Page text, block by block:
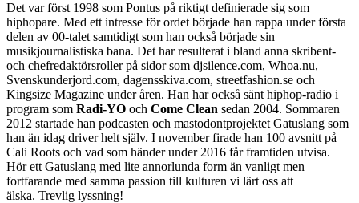
Det var först 1998 som Pontus på riktigt definierade sig som
hiphopare. Med ett intresse för ordet började han rappa under första
delen av 00-talet samtidigt som han också började sin
musikjournalistiska bana. Det har resulterat i bland anna skribent-
och chefredaktörsroller på sidor som djsilence.com, Whoa.nu,
Svenskunderjord.com, dagensskiva.com, streetfashion.se och
Kingsize Magazine under åren. Han har också sänt hiphop-radio i
program som Radi-YO och Come Clean sedan 2004. Sommaren
2012 startade han podcasten och mastodontprojektet Gatuslang som
han än idag driver helt själv. I november firade han 100 avsnitt på
Cali Roots och vad som händer under 2016 får framtiden utvisa.
Hör ett Gatuslang med lite annorlunda form än vanligt men
fortfarande med samma passion till kulturen vi lärt oss att
älska. Trevlig lyssning!